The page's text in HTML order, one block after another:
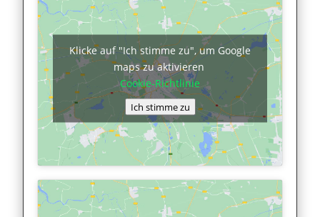
Klicke auf "Ich stimme zu", um Google
maps zu aktivieren
Cookie-Richtlinie
Ich stimme zu